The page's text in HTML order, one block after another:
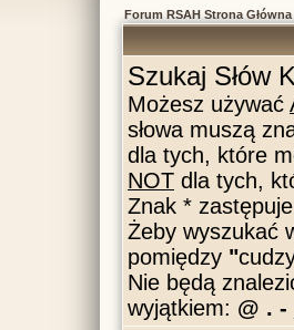
Forum RSAH Strona Główna
Szukaj Słów
Możesz używać
słowa muszą
dla tych, które
NOT dla tych,
Znak *
Żeby wyszukać
pomiędzy "
Nie będą
wyjątkiem: @ . - _